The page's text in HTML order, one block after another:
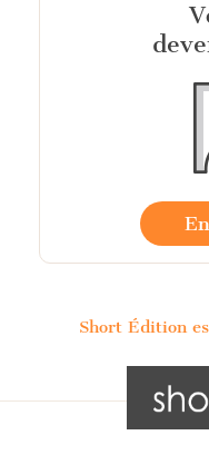
Short Édition